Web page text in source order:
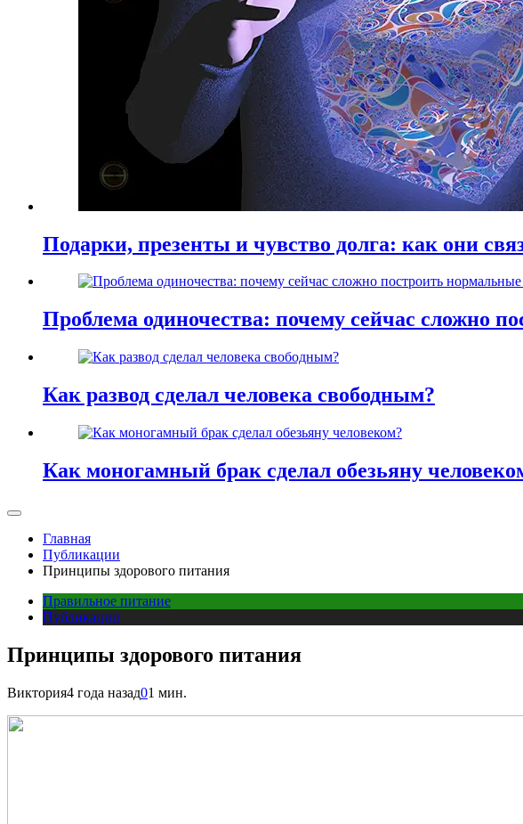
Подарки, презенты и чувство долга: как они
Проблема одиночества: почему сейчас сложно
Как развод сделал человека свободным?
Как моногамный брак сделал обезьяну
Главная
Публикации
Принципы здорового питания
Правильное питание
Публикации
Принципы здорового питания
Виктория4 года назад01 мин.